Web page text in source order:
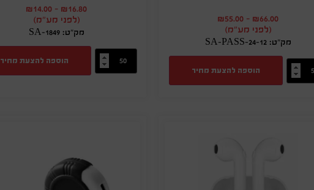
₪66.00
-
₪55.00
(לפני מע"מ)
מק"ט: SA-PASS-24-12
הוספה להצעת מחיר
₪16.80
-
₪14.00
(לפני מע"מ)
מק"ט: SA-1849
הוספה להצעת מחיר